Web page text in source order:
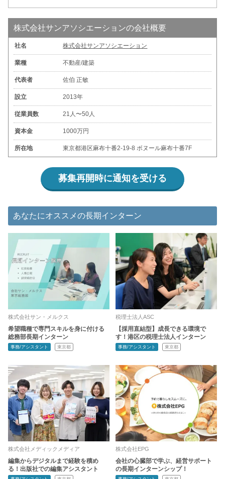
株式会社サンアソシエーションの会社概要
社名 株式会社サンアソシエーション
業種 不動産/建築
代表者 佐伯 正敏
設立 2013年
従業員数 21人〜50人
資本金 1000万円
所在地 東京都港区麻布十番2-19-8 ボヌール麻布十番7F
募集再開時に通知を受ける
あなたにオススメの長期インターン
株式会社サン・メルクス
希望職種で専門スキルを身に付ける
総務部長期インターン
事務/アシスタント 東京都
税理士法人ASC
【採用直結型】成長できる環境で
す！港区の税理士法人インターン
事務/アシスタント 東京都
株式会社メディックメディア
編集からデジタルまで経験を積め
る！出版社での編集アシスタント
株式会社EPG
会社の心臓部で学ぶ、経営サポート
の長期インターンシップ！